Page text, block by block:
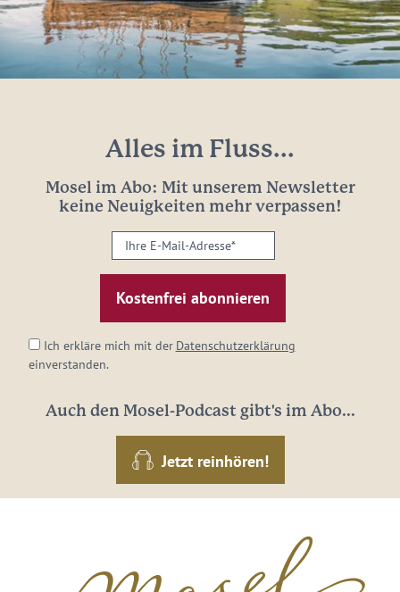
Alles im Fluss...
Mosel im Abo: Mit unserem Newsletter
keine Neuigkeiten mehr verpassen!
Ihre
E-
Mail-
Adresse:
Ich erkläre mich mit der Datenschutzerklärung
einverstanden.
Auch den Mosel-Podcast gibt's im Abo...
Jetzt reinhören!